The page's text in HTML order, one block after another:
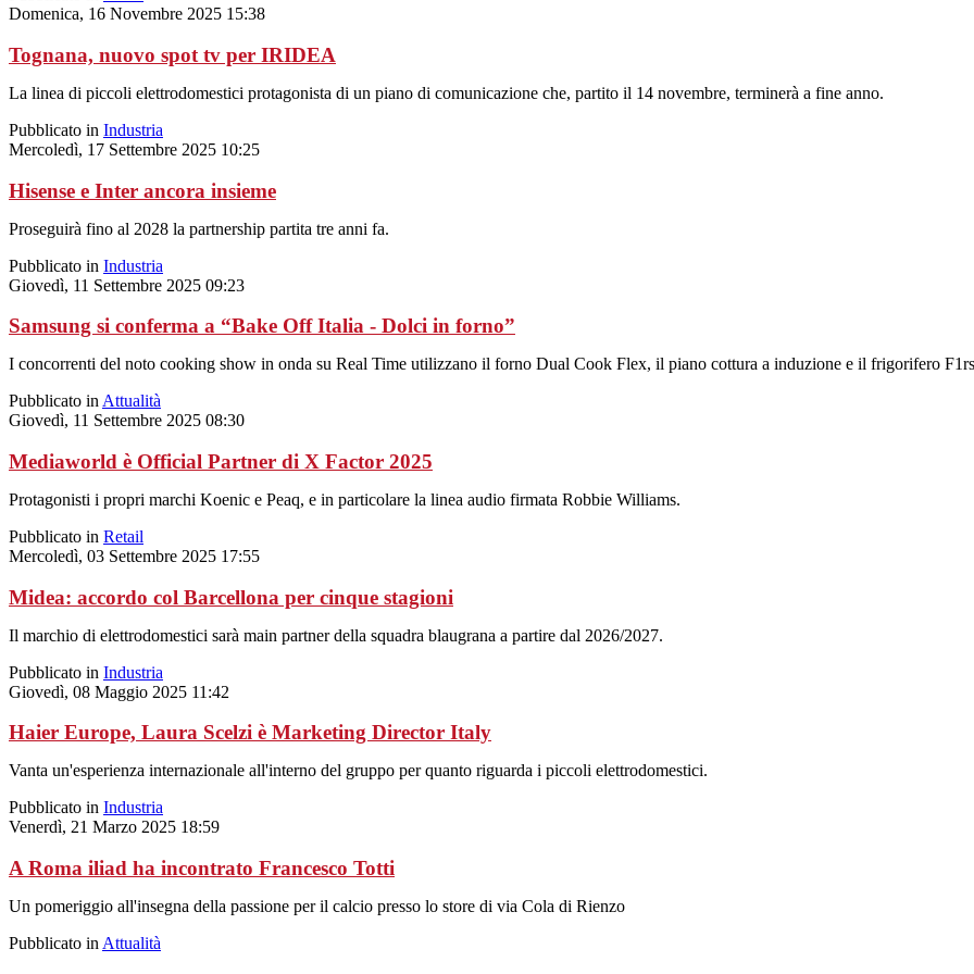
Domenica, 16 Novembre 2025 15:38
Tognana, nuovo spot tv per IRIDEA
La linea di piccoli elettrodomestici protagonista di un piano di comunicazione che, partito il 14 novembre, terminerà a fine anno.
Pubblicato in Industria
Mercoledì, 17 Settembre 2025 10:25
Hisense e Inter ancora insieme
Proseguirà fino al 2028 la partnership partita tre anni fa.
Pubblicato in Industria
Giovedì, 11 Settembre 2025 09:23
Samsung si conferma a “Bake Off Italia - Dolci in forno”
I concorrenti del noto cooking show in onda su Real Time utilizzano il forno Dual Cook Flex, il piano cottura a induzione e il frigorifero
Pubblicato in Attualità
Giovedì, 11 Settembre 2025 08:30
Mediaworld è Official Partner di X Factor 2025
Protagonisti i propri marchi Koenic e Peaq, e in particolare la linea audio firmata Robbie Williams.
Pubblicato in Retail
Mercoledì, 03 Settembre 2025 17:55
Midea: accordo col Barcellona per cinque stagioni
Il marchio di elettrodomestici sarà main partner della squadra blaugrana a partire dal 2026/2027.
Pubblicato in Industria
Giovedì, 08 Maggio 2025 11:42
Haier Europe, Laura Scelzi è Marketing Director Italy
Vanta un'esperienza internazionale all'interno del gruppo per quanto riguarda i piccoli elettrodomestici.
Pubblicato in Industria
Venerdì, 21 Marzo 2025 18:59
A Roma iliad ha incontrato Francesco Totti
Un pomeriggio all'insegna della passione per il calcio presso lo store di via Cola di Rienzo
Pubblicato in Attualità